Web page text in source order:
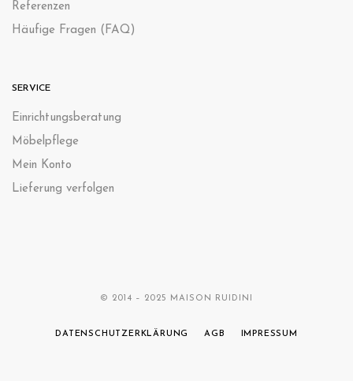
Referenzen
Häufige Fragen (FAQ)
SERVICE
Einrichtungsberatung
Möbelpflege
Mein Konto
Lieferung verfolgen
© 2014 – 2025 MAISON RUIDINI
DATENSCHUTZERKLÄRUNG AGB IMPRESSUM